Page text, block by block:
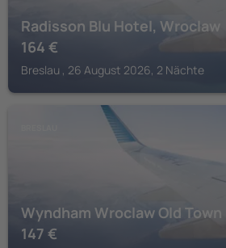
Radisson Blu Hotel, Wroclaw
164 €
Breslau , 26 August 2026, 2 Nächte
Wyndham Wroclaw Old Town
147 €